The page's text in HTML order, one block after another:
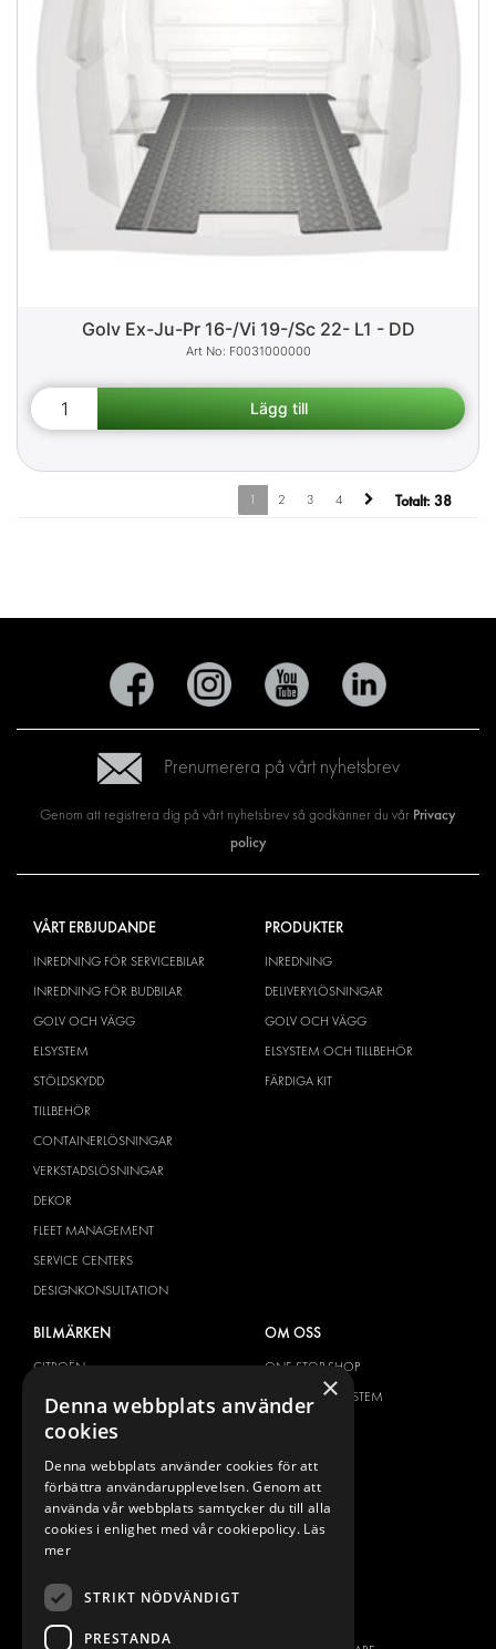
Golv Ex-Ju-Pr 16-/Vi 19-/Sc 22- L1 - DD
F0031000000
1 2 3 4 Totalt: 38
Prenumerera på vårt nyhetsbrev
Genom att registrera dig på vårt nyhetsbrev så godkänner du vår Privacy
policy
VÅRT ERBJUDANDE
INREDNING FÖR SERVICEBILAR
INREDNING FÖR BUDBILAR
GOLV OCH VÄGG
ELSYSTEM
STÖLDSKYDD
TILLBEHÖR
CONTAINERLÖSNINGAR
VERKSTADSLÖSNINGAR
DEKOR
FLEET MANAGEMENT
SERVICE CENTERS
DESIGNKONSULTATION
PRODUKTER
INREDNING
DELIVERYLÖSNINGAR
GOLV OCH VÄGG
ELSYSTEM OCH TILLBEHÖR
FÄRDIGA KIT
BILMÄRKEN
CITROËN
DACIA
FIAT
HYUNDAI
IVECO
MAN
MERCEDES
NISSAN
OM OSS
ONE-STOP-SHOP
OM MODUL-SYSTEM
NYHETER
KONTAKT
×
Denna webbplats använder
cookies
Denna webbplats använder cookies för att
förbättra användarupplevelsen. Genom att
använda vår webbplats samtycker du till alla
cookies i enlighet med vår cookiepolicy. Läs
mer
STRIKT NÖDVÄNDIGT
PRESTANDA